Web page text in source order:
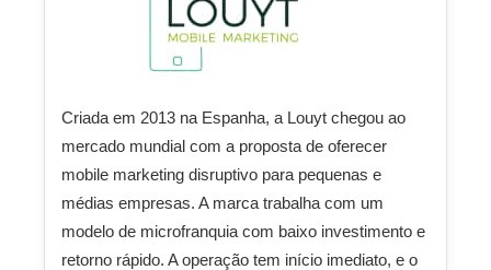
Criada em 2013 na Espanha, a Louyt chegou ao
mercado mundial com a proposta de oferecer
mobile marketing disruptivo para pequenas e
médias empresas. A marca trabalha com um
modelo de microfranquia com baixo investimento e
retorno rápido. A operação tem início imediato, e o